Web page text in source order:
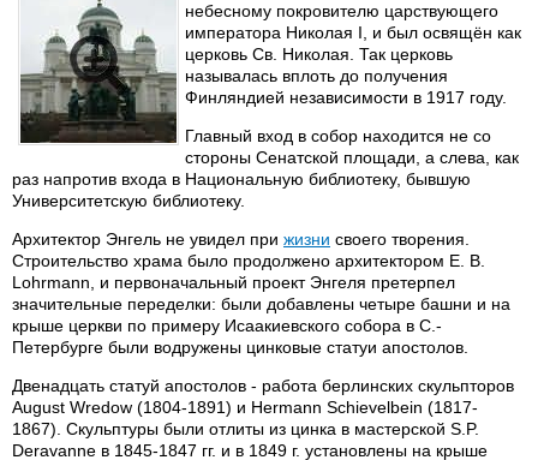
небесному покровителю царствующего
императора Николая I, и был освящён как
церковь Св. Николая. Так церковь
называлась вплоть до получения
Финляндией независимости в 1917 году.
Главный вход в собор находится не со
стороны Сенатской площади, а слева, как
раз напротив входа в Национальную библиотеку, бывшую
Университетскую библиотеку.
Архитектор Энгель не увидел при жизни своего творения.
Строительство храма было продолжено архитектором E. B.
Lohrmann, и первоначальный проект Энгеля претерпел
значительные переделки: были добавлены четыре башни и на
крыше церкви по примеру Исаакиевского собора в С.-
Петербурге были водружены цинковые статуи апостолов.
Двенадцать статуй апостолов - работа берлинских скульпторов
August Wredow (1804-1891) и Hermann Schievelbein (1817-
1867). Скульптуры были отлиты из цинка в мастерской S.P.
Deravanne в 1845-1847 гг. и в 1849 г. установлены на крыше